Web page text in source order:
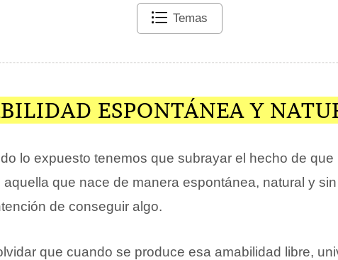
Temas
ESPONTÁNEA Y
lo expuesto tenemos que subrayar el hecho de que
aquella que nace de manera espontánea, natural y
de conseguir algo.
que cuando se produce esa amabilidad libre,